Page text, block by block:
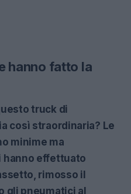
hanno fatto la
truck di
così straordinaria? Le
minime ma
hanno effettuato
rimosso il
gli pneumatici al